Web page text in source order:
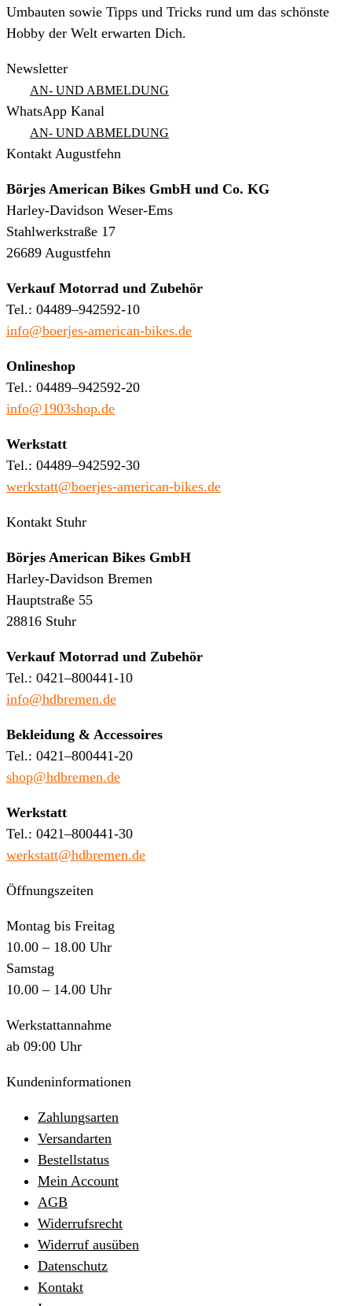
Umbauten sowie Tipps und Tricks rund um das schönste
Hobby der Welt erwarten Dich.
Newsletter
AN- UND ABMELDUNG
WhatsApp Kanal
AN- UND ABMELDUNG
Kontakt Augustfehn
Börjes American Bikes GmbH und Co. KG
Harley-Davidson Weser-Ems
Stahlwerkstraße 17
26689 Augustfehn
Verkauf Motorrad und Zubehör
Tel.: 04489–942592-10
info@boerjes-american-bikes.de
Onlineshop
Tel.: 04489–942592-20
info@1903shop.de
Werkstatt
Tel.: 04489–942592-30
werkstatt@boerjes-american-bikes.de
Kontakt Stuhr
Börjes American Bikes GmbH
Harley-Davidson Bremen
Hauptstraße 55
28816 Stuhr
Verkauf Motorrad und Zubehör
Tel.: 0421–800441-10
info@hdbremen.de
Bekleidung & Accessoires
Tel.: 0421–800441-20
shop@hdbremen.de
Werkstatt
Tel.: 0421–800441-30
werkstatt@hdbremen.de
Öffnungszeiten
Montag bis Freitag
10.00 – 18.00 Uhr
Samstag
10.00 – 14.00 Uhr
Werkstattannahme
ab 09:00 Uhr
Kundeninformationen
Zahlungsarten
Versandarten
Bestellstatus
Mein Account
AGB
Widerrufsrecht
Widerruf ausüben
Datenschutz
Kontakt